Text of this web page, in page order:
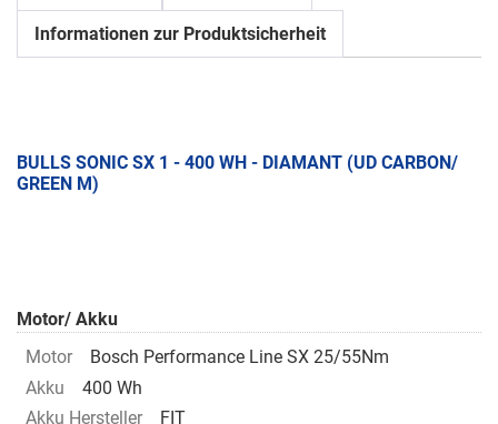
Informationen zur Produktsicherheit
BULLS SONIC SX 1 - 400 WH - DIAMANT (UD CARBON/
GREEN M)
Motor/ Akku
Motor
Bosch Performance Line SX 25/55Nm
Akku
400 Wh
Akku Hersteller
FIT